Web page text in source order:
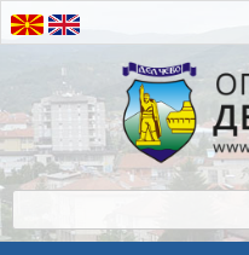
Прескокнете на содржината
Општина Делчево
Општина Делчево